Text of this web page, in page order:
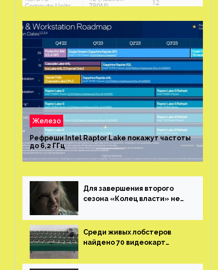
Железо
Рефреши Intel Raptor Lake покажут частоты
до 6,2 ГГц
Для завершения второго
сезона «Колец власти» не
Среди живых лобстеров
найдено 70 видеокарт
китайской таможни